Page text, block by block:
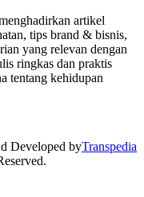
artikel
tips brand & bisnis,
yang relevan dengan
ringkas dan praktis
tentang kehidupan
Developed byTranspedia